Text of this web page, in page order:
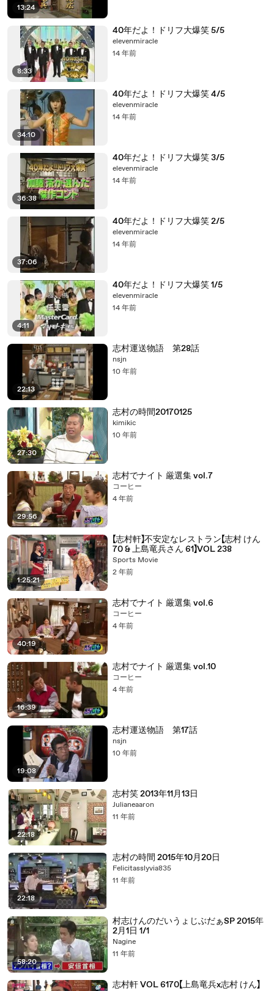
13:24
8:33
40年だよ！ドリフ大爆笑 5/5
elevenmiracle
14 年前
34:10
40年だよ！ドリフ大爆笑 4/5
elevenmiracle
14 年前
36:38
40年だよ！ドリフ大爆笑 3/5
elevenmiracle
14 年前
37:06
40年だよ！ドリフ大爆笑 2/5
elevenmiracle
14 年前
4:11
40年だよ！ドリフ大爆笑 1/5
elevenmiracle
14 年前
22:13
志村運送物語 第28話
nsjn
10 年前
27:30
志村の時間20170125
kimikic
10 年前
29:56
志村でナイト 厳選集 vol.7
コーヒー
4 年前
1:25:21
【志村軒】不安定なレストラン【志村 けん
70 & 上島竜兵さん 61】VOL 238
Sports Movie
2 年前
40:19
志村でナイト 厳選集 vol.6
コーヒー
4 年前
16:39
志村でナイト 厳選集 vol.10
コーヒー
4 年前
19:08
志村運送物語 第17話
nsjn
10 年前
22:18
志村笑 2013年11月13日
Julianeaaron
11 年前
22:18
志村の時間 2015年10月20日
Felicitasslyvia835
11 年前
58:20
村志けんのだいうょじぶだぁSP 2015年
2月1日 1/1
Nagine
11 年前
志村軒 VOL 6170【上島竜兵x志村 けん】